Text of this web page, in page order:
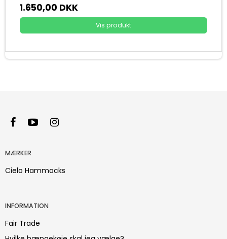
1.650,00 DKK
Vis produkt
MÆRKER
Cielo Hammocks
INFORMATION
Fair Trade